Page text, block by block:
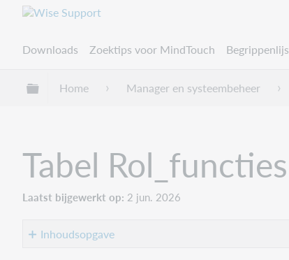
Downloads Zoektips voor MindTouch
Uitklappen/inklappen van globale hiërarchie
Home Manager en systeembeheer
Tabel
Laatst bijgewerkt op 2 jun. 2026
Inhoudsopgave